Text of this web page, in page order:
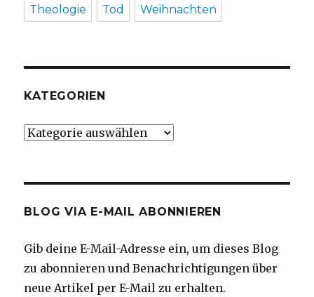
Theologie Tod Weihnachten
KATEGORIEN
Kategorien
BLOG VIA E-MAIL ABONNIEREN
Gib deine E-Mail-Adresse ein, um dieses Blog
zu abonnieren und Benachrichtigungen über
neue Artikel per E-Mail zu erhalten.